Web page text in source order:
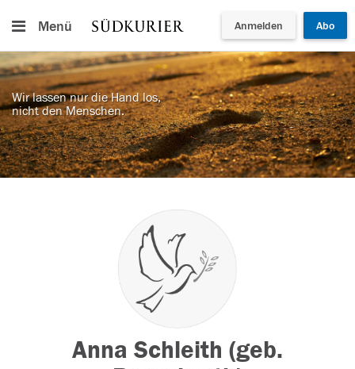
Menü Anmelden Abo
Wir lassen nur die Hand los,
nicht den Menschen.
Anna Schleith (geb.